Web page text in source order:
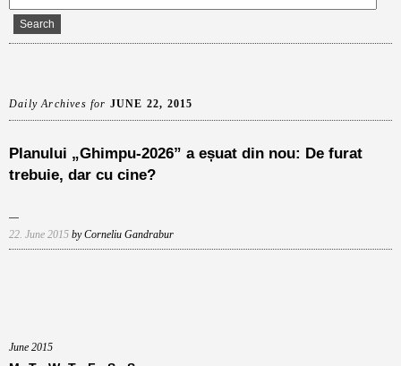
Daily Archives for JUNE 22, 2015
Planului „Ghimpu-2026” a eșuat din nou: De furat
trebuie, dar cu cine?
22. June 2015 by Corneliu Gandrabur
June 2015